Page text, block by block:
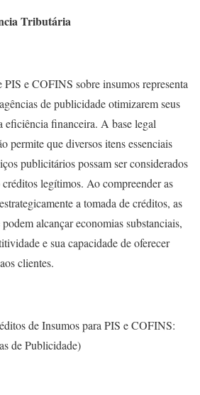
Tributária
e COFINS sobre insumos representa
de publicidade otimizarem seus
eficiência financeira. A base legal
permite que diversos itens essenciais
publicitários possam ser considerados
legítimos. Ao compreender as
a tomada de créditos, as
alcançar economias substanciais,
e sua capacidade de oferecer
clientes.
de Insumos para PIS e COFINS:
de Publicidade)